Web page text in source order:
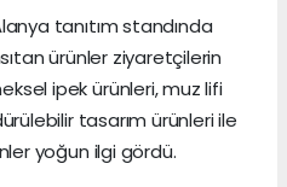
tanıtım standında
ürünler ziyaretçilerin
ipek ürünleri, muz lifi
tasarım ürünleri ile
yoğun ilgi gördü.